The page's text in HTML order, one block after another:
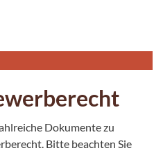
Dokumente zu
Bitte beachten Sie